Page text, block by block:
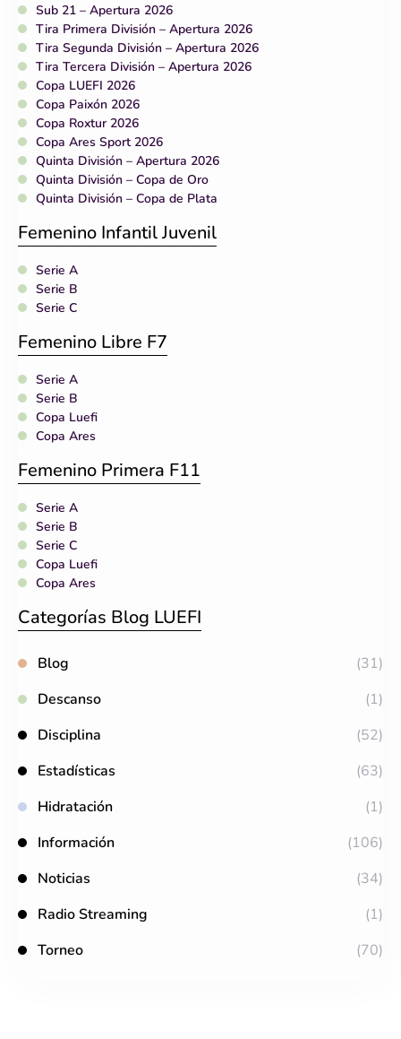
Sub 21 – Apertura 2026
Tira Primera División – Apertura 2026
Tira Segunda División – Apertura 2026
Tira Tercera División – Apertura 2026
Copa LUEFI 2026
Copa Paixón 2026
Copa Roxtur 2026
Copa Ares Sport 2026
Quinta División – Apertura 2026
Quinta División – Copa de Oro
Quinta División – Copa de Plata
Femenino Infantil Juvenil
Serie A
Serie B
Serie C
Femenino Libre F7
Serie A
Serie B
Copa Luefi
Copa Ares
Femenino Primera F11
Serie A
Serie B
Serie C
Copa Luefi
Copa Ares
Categorías Blog LUEFI
Blog
(31)
Descanso
(1)
Disciplina
(52)
Estadísticas
(63)
Hidratación
(1)
Información
(106)
Noticias
(34)
Radio Streaming
(1)
Torneo
(70)